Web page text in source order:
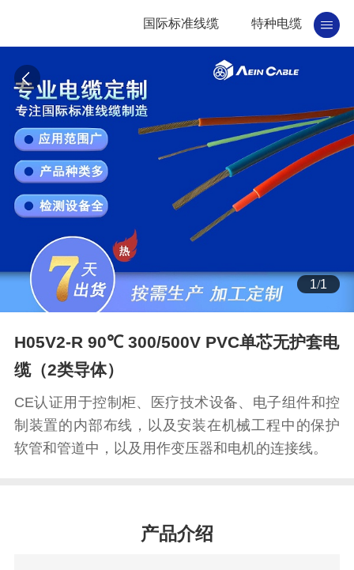
国际标准线缆 特种电缆
1/1
H05V2-R 90℃ 300/500V PVC单芯无护套电
缆（2类导体）
CE认证用于控制柜、医疗技术设备、电子组件和控
制装置的内部布线，以及安装在机械工程中的保护
软管和管道中，以及用作变压器和电机的连接线。
产品介绍